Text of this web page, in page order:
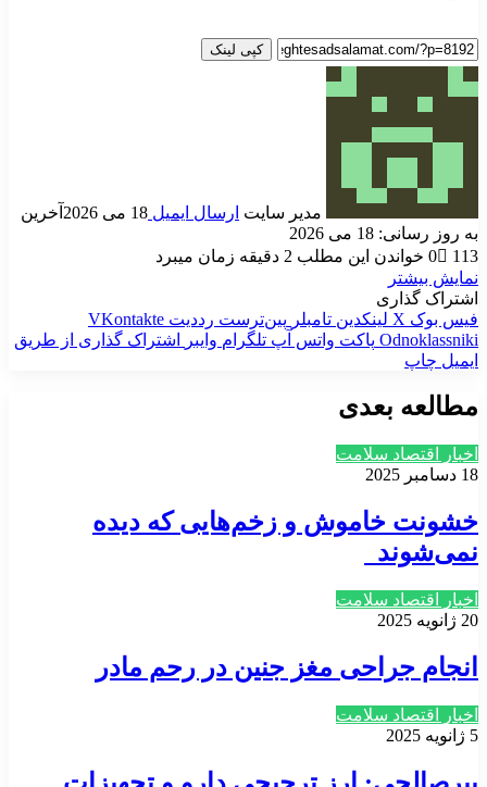
کپی لینک
مدیر سایت ارسال ایمیل 18 می 2026
آخرین
به روز رسانی: 18 می 2026
0
113
خواندن این مطلب 2 دقیقه زمان میبرد
نمایش بیشتر
اشتراک گذاری
فیس بوک X لینکدین ‫تامبلر ‫پین‌ترست ‫رددیت ‫VKontakte
‫Odnoklassniki پاکت واتس آپ تلگرام وایبر
اشتراک گذاری از طریق
ایمیل چاپ
مطالعه بعدی
اخبار اقتصاد سلامت
18 دسامبر 2025
خشونت خاموش و زخم‌هایی که دیده
نمی‌شوند
اخبار اقتصاد سلامت
20 ژانویه 2025
انجام جراحی مغز جنین در رحم مادر
اخبار اقتصاد سلامت
5 ژانویه 2025